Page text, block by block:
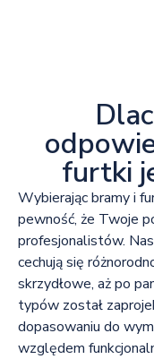
furtki
Wybierając bramy i
pewność, że Twoje
profesjonalistów.
cechują się
skrzydłowe, aż po
typów został
dopasowaniu do
względem